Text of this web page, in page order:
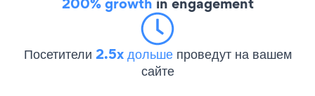
Посетители 2.5x дольше проведут на вашем
сайте